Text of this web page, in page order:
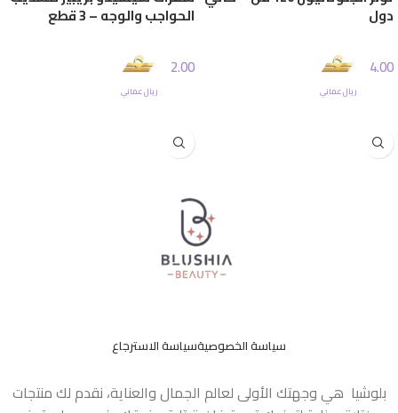
دول
4.00
ريال عماني
الحواجب والوجه – 3 قطع
2.00
ريال عماني
سياسة الخصوصيةسياسة الاسترجاع
بلوشيا هي وجهتك الأولى لعالم الجمال والعناية، نقدم لك منتجات